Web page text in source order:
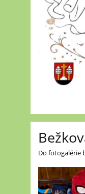
Do fotogalérie